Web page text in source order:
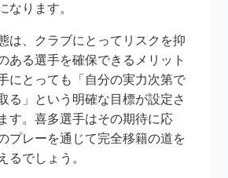
なります。
は、クラブにとってリスクを抑
ある選手を確保できるメリット
にとっても「自分の実力次第で
る」という明確な目標が設定さ
す。喜多選手はその期待に応
プレーを通じて完全移籍の道を
るでしょう。